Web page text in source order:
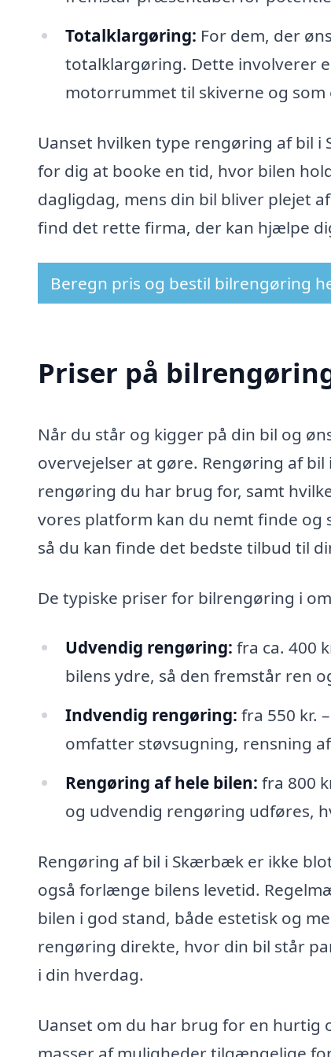
Totalklargøring: For dem, der
totalklargøring. Dette involverer
motorrummet til skiverne og
Uanset hvilken type rengøring af bil
for dig at booke en tid, hvor bilen
dagligdag, mens din bil bliver plejet
find det rette firma, der kan hjælpe
Beregn pris og bestil bilrengøring
Priser på
Når du står og kigger på din bil og
overvejelser at gøre. Rengøring af
rengøring du har brug for, samt
vores platform kan du nemt finde og
så du kan finde det bedste tilbud til
De typiske priser for bilrengøring i
Udvendig rengøring: fra ca. 400
bilens ydre, så den fremstår ren
Indvendig rengøring: fra 550 kr.
omfatter støvsugning, rensning
Rengøring af hele bilen: fra 800
og udvendig rengøring udføres,
Rengøring af bil i Skærbæk er ikke
også forlænge bilens levetid.
bilen i god stand, både estetisk og
rengøring direkte, hvor din bil står
i din hverdag.
Uanset om du har brug for en